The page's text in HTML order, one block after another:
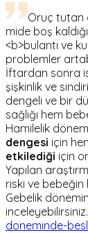
Oruç tutan
mide boş
<b>bulantı ve
problemler
İftardan sonra
şişkinlik ve
dengeli ve bir
sağlığı hem
Hamilelik
dengesi için
etkilediği için
Yapılan
riski ve
Gebelik
inceleyebilirsiniz.
doneminde-